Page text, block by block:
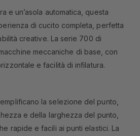
e un’asola automatica, questa
di cucito completa, perfetta
creative. La serie 700 di
meccaniche di base, con
e facilità di infilatura.
la selezione del punto,
e della larghezza del punto,
rapide e facili ai punti elastici. La